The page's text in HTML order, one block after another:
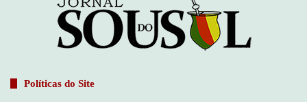
Políticas do Site